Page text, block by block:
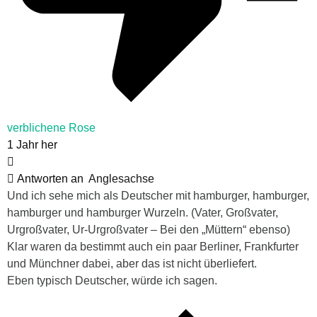
verblichene Rose
1 Jahr her
Antworten an Anglesachse
Und ich sehe mich als Deutscher mit hamburger, hamburger,
hamburger und hamburger Wurzeln. (Vater, Großvater,
Urgroßvater, Ur-Urgroßvater – Bei den „Müttern“ ebenso)
Klar waren da bestimmt auch ein paar Berliner, Frankfurter
und Münchner dabei, aber das ist nicht überliefert.
Eben typisch Deutscher, würde ich sagen.